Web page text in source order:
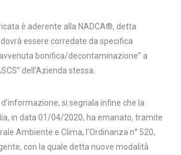
è aderente alla NADCA®, detta
essere corredate da specifica
bonifica/decontaminazione” a
dell’Azienda stessa.
si segnala infine che la
in data 01/04/2020, ha emanato, tramite
Ambiente e Clima, l’Ordinanza n° 520,
con la quale detta nuove modalità